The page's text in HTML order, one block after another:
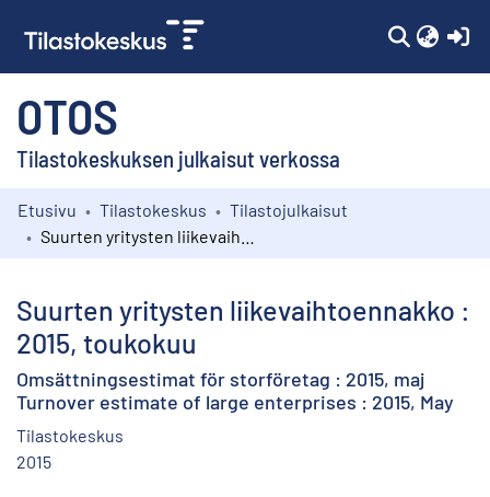
OTOS
Tilastokeskuksen julkaisut verkossa
Kokoelmat
Etusivu Tilastokeskus
Tilastojulkaisut
Suurten yritysten liikevaihtoennakko :
2015, toukokuu
Omsättningsestimat för storföretag : 2015, maj
Turnover estimate of large enterprises : 2015, May
Tilastokeskus
2015